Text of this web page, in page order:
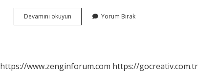
Devamını okuyun Şulebaş
Ne
Yorum Bırak
https://www.zenginforum.com https://gocreativ.com.tr